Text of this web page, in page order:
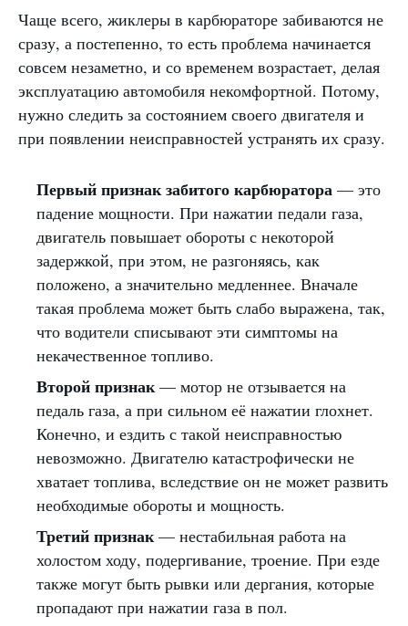
Чаще всего, жиклеры в карбюраторе забиваются не
сразу, а постепенно, то есть проблема начинается
совсем незаметно, и со временем возрастает, делая
эксплуатацию автомобиля некомфортной. Потому,
нужно следить за состоянием своего двигателя и
при появлении неисправностей устранять их сразу.
Первый признак забитого карбюратора — это
падение мощности. При нажатии педали газа,
двигатель повышает обороты с некоторой
задержкой, при этом, не разгоняясь, как
положено, а значительно медленнее. Вначале
такая проблема может быть слабо выражена, так,
что водители списывают эти симптомы на
некачественное топливо.
Второй признак— мотор не отзывается на
педаль газа, а при сильном её нажатии глохнет.
Конечно, и ездить с такой неисправностью
невозможно. Двигателю катастрофически не
хватает топлива, вследствие он не может развить
необходимые обороты и мощность.
Третий признак— нестабильная работа на
холостом ходу, подергивание, троение. При езде
также могут быть рывки или дергания, которые
пропадают при нажатии газа в пол.